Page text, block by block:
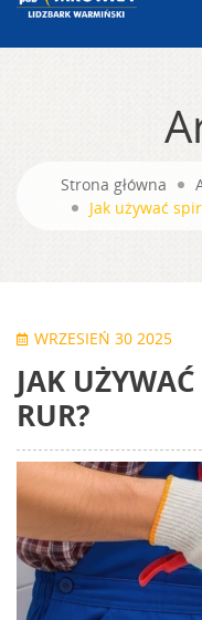
Strona główna
Jak używać
WRZESIEŃ 30 2025
JAK
RUR?